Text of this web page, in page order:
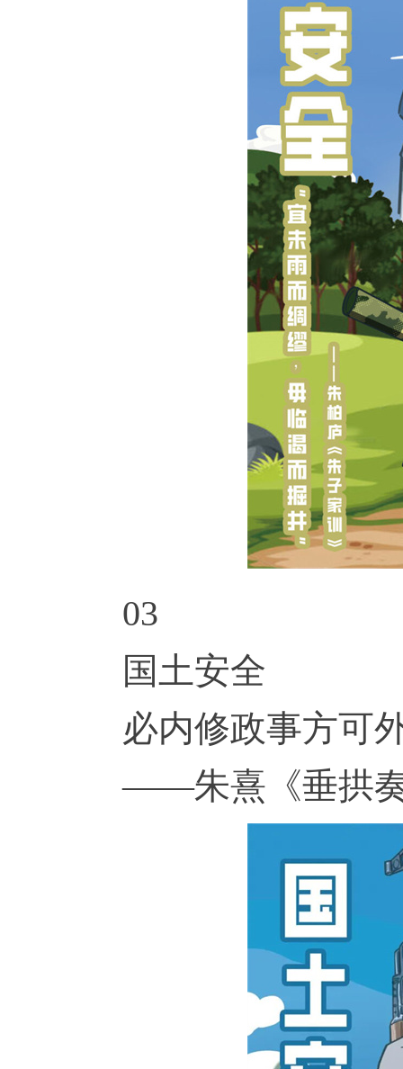
03
国土安全
必内修政事方可
——朱熹《垂拱